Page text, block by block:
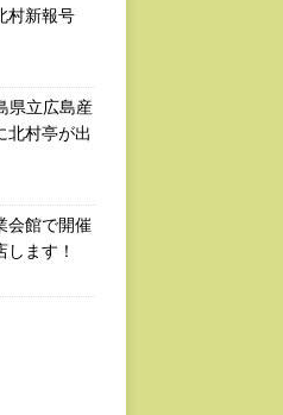
村新報号
県立広島産
北村亭が出
会館で開催
ます！